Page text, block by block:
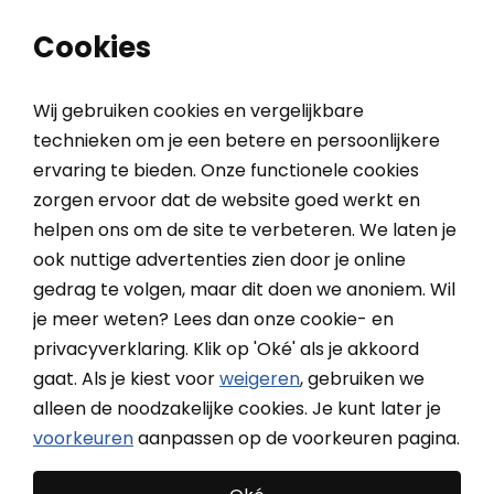
Home Binnenzonwering Gordijnen Vitrage Earth
A House Of Happiness
Vitrage Earth
Natuurlijk mêlee effect, kamerhoog, plooi of wave, tot
1000x282 cm
Cookies
Wij gebruiken cookies en vergelijkbare
technieken om je een betere en persoonlijkere
ervaring te bieden. Onze functionele cookies
zorgen ervoor dat de website goed werkt en
helpen ons om de site te verbeteren. We laten je
ook nuttige advertenties zien door je online
gedrag te volgen, maar dit doen we anoniem. Wil
je meer weten? Lees dan onze cookie- en
privacyverklaring. Klik op 'Oké' als je akkoord
gaat. Als je kiest voorweigeren, gebruiken we
alleen de noodzakelijke cookies. Je kunt later je
voorkeurenaanpassen op de voorkeuren pagina.